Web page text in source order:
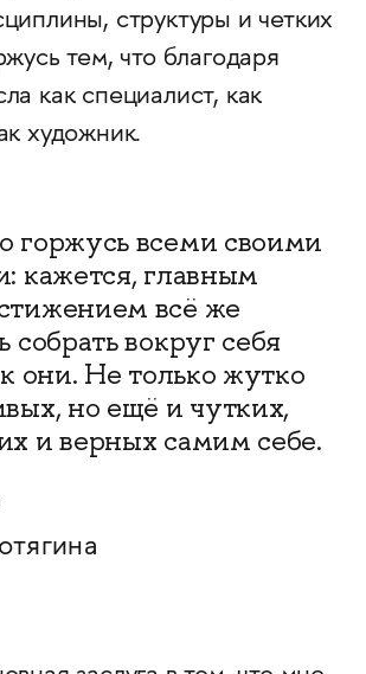
структуры и четких
тем, что благодаря
как специалист, как
художник.
горжусь всеми своими
кажется, главным
всё же
собрать вокруг себя
они. Не только жутко
но ещё и чутких,
и верных самим себе.